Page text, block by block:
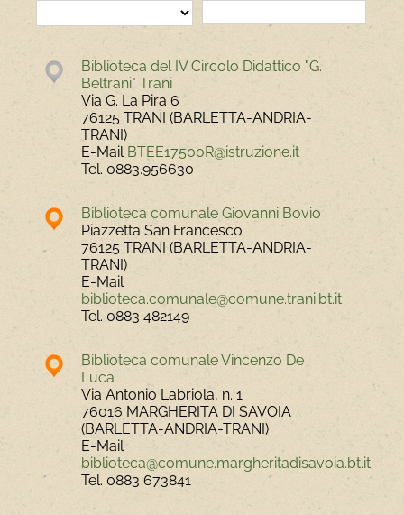
Biblioteca del IV Circolo Didattico "G.
Beltrani" Trani
Via G. La Pira 6
76125 TRANI (BARLETTA-ANDRIA-
TRANI)
E-Mail BTEE17500R@istruzione.it
Tel. 0883.956630
Biblioteca comunale Giovanni Bovio
Piazzetta San Francesco
76125 TRANI (BARLETTA-ANDRIA-
TRANI)
E-Mail
biblioteca.comunale@comune.trani.bt.it
Tel. 0883 482149
Biblioteca comunale Vincenzo De
Luca
Via Antonio Labriola, n. 1
76016 MARGHERITA DI SAVOIA
(BARLETTA-ANDRIA-TRANI)
E-Mail
biblioteca@comune.margheritadisavoia.bt.it
Tel. 0883 673841